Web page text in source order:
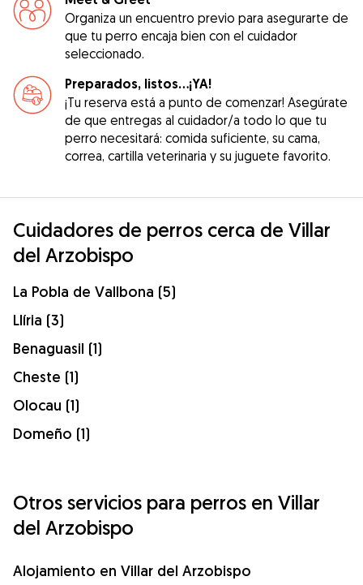
Organiza un encuentro previo para asegurarte de
que tu perro encaja bien con el cuidador
seleccionado.
Preparados, listos...¡YA!
¡Tu reserva está a punto de comenzar! Asegúrate
de que entregas al cuidador/a todo lo que tu
perro necesitará: comida suficiente, su cama,
correa, cartilla veterinaria y su juguete favorito.
Cuidadores de perros cerca de Villar
del Arzobispo
La Pobla de Vallbona (5)
Llíria (3)
Benaguasil (1)
Cheste (1)
Olocau (1)
Domeño (1)
Otros servicios para perros en Villar
del Arzobispo
Alojamiento en Villar del Arzobispo